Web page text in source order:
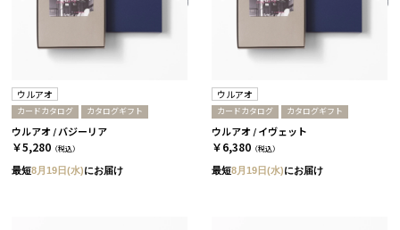
ウルアオ
カードカタログ カタログギフト
ウルアオ / バジーリア
￥5,280 （税込）
最短8月19日(水)にお届け
ウルアオ
カードカタログ カタログギフト
ウルアオ / イヴェット
￥6,380 （税込）
最短8月19日(水)にお届け